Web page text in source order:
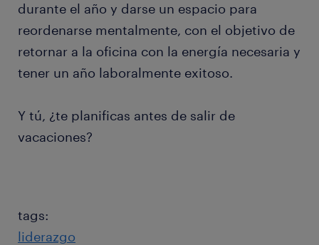
durante el año y darse un espacio para
reordenarse mentalmente, con el objetivo de
retornar a la oficina con la energía necesaria y
tener un año laboralmente exitoso.
Y tú, ¿te planificas antes de salir de
vacaciones?
tags:
liderazgo